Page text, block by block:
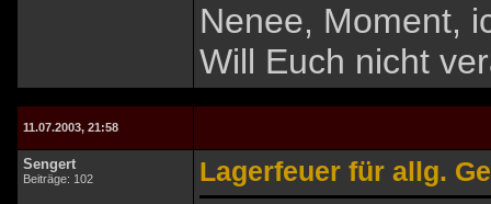
Nenee, Moment,
Will Euch nicht
11.07.2003, 21:58
Sengert
Beiträge: 102 Lagerfeuer für allg.